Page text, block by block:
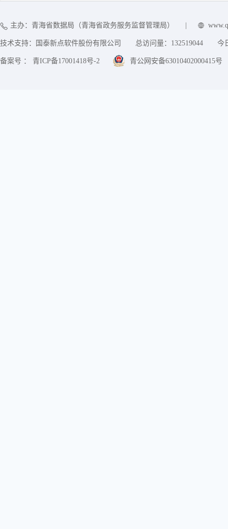
主办：青海省数据局（青海省政务服务监督管理局）
技术支持：国泰新点软件股份有限公司 总访问量： 132519044 今
备案号 ： 青ICP备17001418号-2 青公网安备63010402000415号